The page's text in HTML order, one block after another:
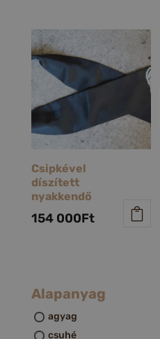
Csipkével
díszített
nyakkendő
154 000Ft
Alapanyag
agyag
csuhé